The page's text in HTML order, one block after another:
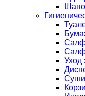
Уход